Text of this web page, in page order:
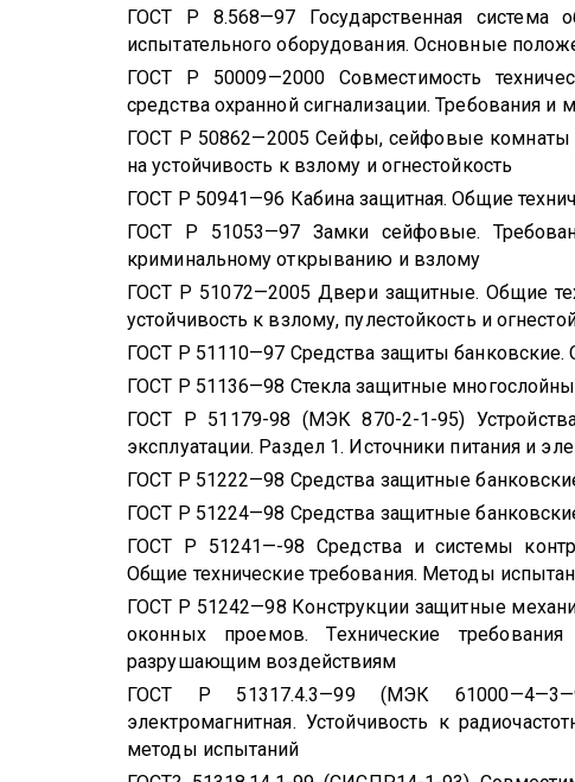
ГОСТ Р 8.568—97 Государственная система
испытательного оборудования. Основные
ГОСТ Р 50009—2000 Совместимость
средства охранной сигнализации. Требования и
ГОСТ Р 50862—2005 Сейфы, сейфовые комнаты
на устойчивость к взлому и огнестойкость
ГОСТ Р 50941—96 Кабина защитная. Общие
ГОСТ Р 51053—97 Замки сейфовые.
криминальному открыванию и взлому
ГОСТ Р 51072—2005 Двери защитные. Общие
устойчивость к взлому, пулестойкость и
ГОСТ Р 51110—97 Средства защиты банковские.
ГОСТ Р 51136—98 Стекла защитные
ГОСТ Р 51179-98 (МЭК 870-2-1-95)
эксплуатации. Раздел 1. Источники питания и
ГОСТ Р 51222—98 Средства защитные
ГОСТ Р 51224—98 Средства защитные
ГОСТ Р 51241—-98 Средства и системы
Общие технические требования. Методы
ГОСТ Р 51242—98 Конструкции защитные
оконных проемов. Технические
разрушающим воздействиям
ГОСТ Р 51317.4.3—99 (МЭК
электромагнитная. Устойчивость к
методы испытаний